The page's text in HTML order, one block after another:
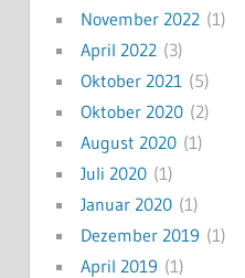
November 2022(1)
April 2022(3)
Oktober 2021 (5)
Oktober 2020(2)
August 2020(1)
Juli 2020(1)
Januar 2020(1)
Dezember 2019 (1)
April 2019 (1)